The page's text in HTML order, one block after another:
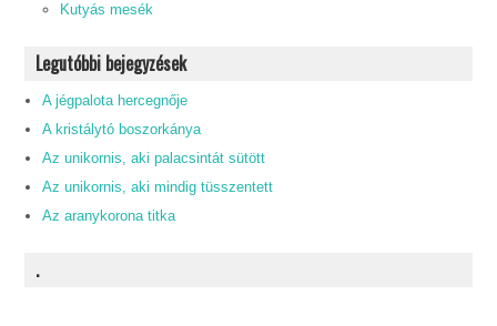
Kutyás mesék
Legutóbbi bejegyzések
A jégpalota hercegnője
A kristálytó boszorkánya
Az unikornis, aki palacsintát sütött
Az unikornis, aki mindig tüsszentett
Az aranykorona titka
.